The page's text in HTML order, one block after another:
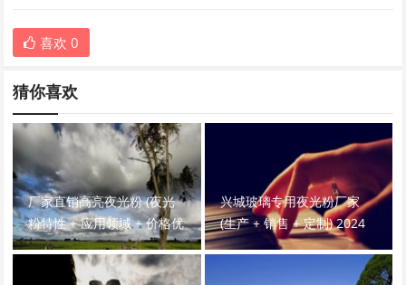
喜欢 0
猜你喜欢
厂家直销高亮夜光粉 (夜光
粉特性 + 应用领域 + 价格优
势) 2024 最全介绍！
兴城玻璃专用夜光粉厂家
(生产 + 销售 + 定制) 2024
最全攻略！